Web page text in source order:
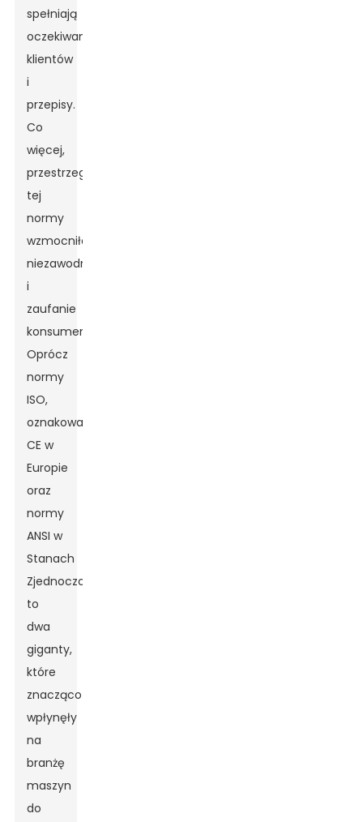
spełniają
oczekiwania
klientów
i
przepisy.
Co
więcej,
przestrzeganie
tej
normy
wzmocniłoby
niezawodność
i
zaufanie
konsumentów.
Oprócz
normy
ISO,
oznakowanie
CE w
Europie
oraz
normy
ANSI w
Stanach
Zjednoczonych
to
dwa
giganty,
które
znacząco
wpłynęły
na
branżę
maszyn
do